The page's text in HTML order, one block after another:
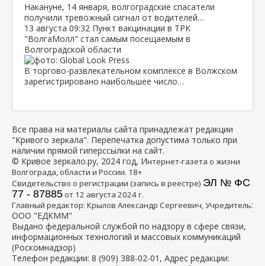
Накануне, 14 января, волгоградские спасатели
получили тревожный сигнал от водителей…
13 августа 09:32 Пункт вакцинации в ТРК
"ВолгаМолл" стал самым посещаемым в
Волгоградской области
В торгово-развлекательном комплексе в Волжском
зарегистрировано наибольшее число…
Все права на материалы сайта принадлежат редакции
"Кривого зеркала". Перепечатка допустима только при
наличии прямой гиперссылки на сайт.
© Кривое зеркало.ру, 2024 год, Интернет-газета о жизни
Волгограда, области и России. 18+
Свидетельство о регистрации (запись в реестре) ЭЛ № ФС
77 - 87885от 12 августа 2024 г.
Главный редактор: Крылов Александр Сергеевич, Учредитель:
ООО "ЕДКММ"
Выдано федеральной службой по надзору в сфере связи,
информационных технологий и массовых коммуникаций
(Роскомнадзор)
Телефон редакции: 8 (909) 388-02-01 , Адрес редакции: